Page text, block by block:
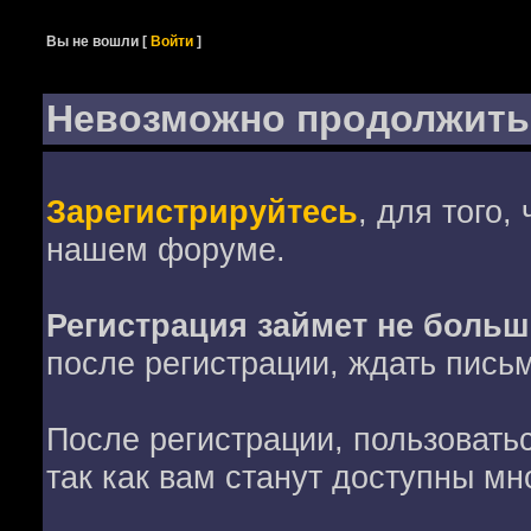
Вы не вошли [Войти ]
Невозможно продолжить
Зарегистрируйтесь, для того,
нашем форуме.
Регистрация займет не
после регистрации, ждать
После регистрации,
так как вам станут доступны